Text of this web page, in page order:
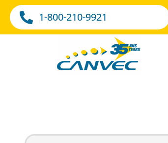
1-800-210-9921